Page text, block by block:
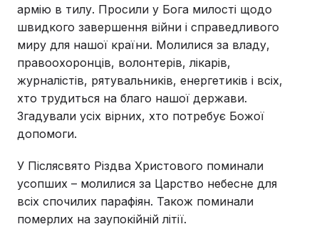
армію в тилу. Просили у Бога милості щодо
швидкого завершення війни і справедливого
миру для нашої країни. Молилися за владу,
правоохоронців, волонтерів, лікарів,
журналістів, рятувальників, енергетиків і всіх,
хто трудиться на благо нашої держави.
Згадували усіх вірних, хто потребує Божої
допомоги.
У Післясвято Різдва Христового поминали
усопших – молилися за Царство небесне для
всіх спочилих парафіян. Також поминали
померлих на заупокійній літії.